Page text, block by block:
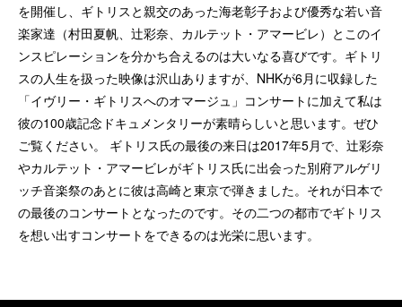
を開催し、ギトリスと親交のあった海老彰子および優秀な若い音
楽家達（村田夏帆、辻彩奈、カルテット・アマービレ）とこのイ
ンスピレーションを分かち合えるのは大いなる喜びです。ギトリ
スの人生を扱った映像は沢山ありますが、NHKが6月に収録した
「イヴリー・ギトリスへのオマージュ」コンサートに加えて私は
彼の100歳記念ドキュメンタリーが素晴らしいと思います。ぜひ
ご覧ください。 ギトリス氏の最後の来日は2017年5月で、辻彩奈
やカルテット・アマービレがギトリス氏に出会った別府アルゲリ
ッチ音楽祭のあとに彼は高崎と東京で弾きました。それが日本で
の最後のコンサートとなったのです。その二つの都市でギトリス
を想い出すコンサートをできるのは光栄に思います。